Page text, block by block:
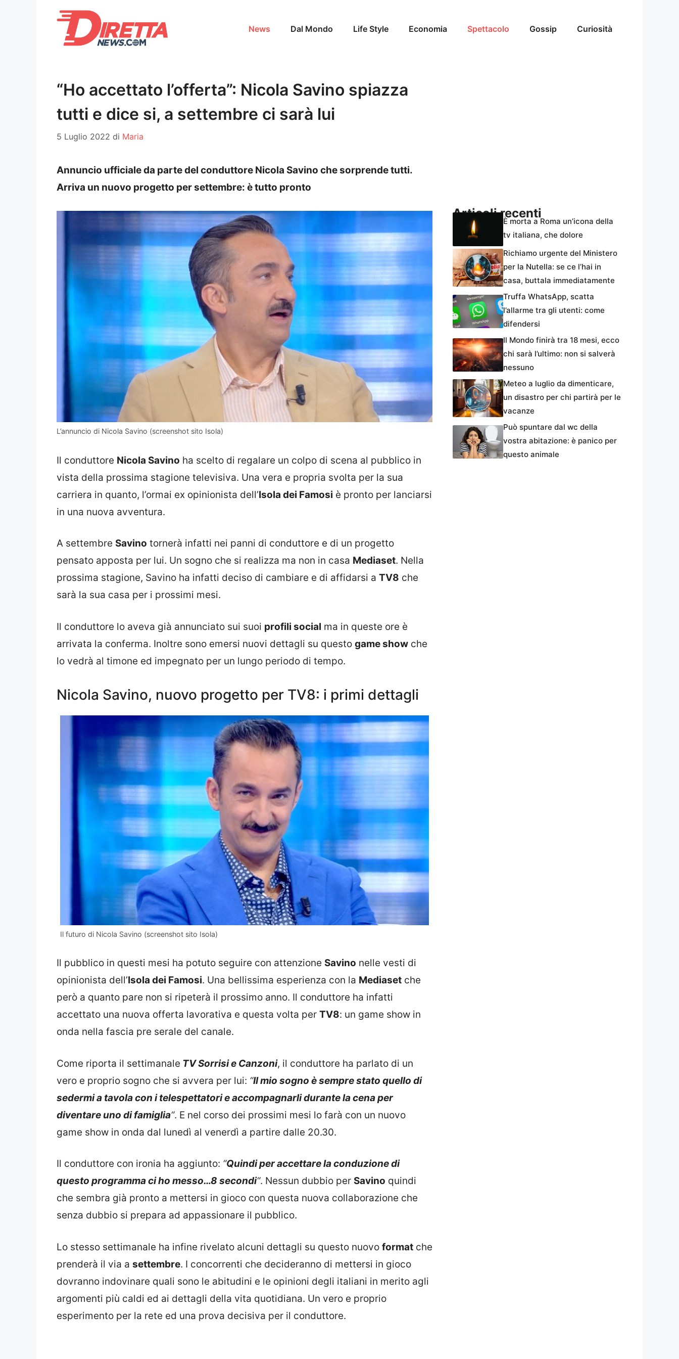
News Dal Mondo Life Style Economia Spettacolo Gossip Curiosità
“Ho accettato l’offerta”: Nicola Savino spiazza
tutti e dice si, a settembre ci sarà lui
5 Luglio 2022 di Maria
Annuncio ufficiale da parte del conduttore Nicola Savino che sorprende tutti.
Arriva un nuovo progetto per settembre: è tutto pronto
L’annuncio di Nicola Savino (screenshot sito Isola)
Il conduttore Nicola Savino ha scelto di regalare un colpo di scena al pubblico in
vista della prossima stagione televisiva. Una vera e propria svolta per la sua
carriera in quanto, l’ormai ex opinionista dell’Isola dei Famosi è pronto per lanciarsi
in una nuova avventura.
A settembre Savino tornerà infatti nei panni di conduttore e di un progetto
pensato apposta per lui. Un sogno che si realizza ma non in casa Mediaset. Nella
prossima stagione, Savino ha infatti deciso di cambiare e di affidarsi a TV8 che
sarà la sua casa per i prossimi mesi.
Il conduttore lo aveva già annunciato sui suoi profili social ma in queste ore è
arrivata la conferma. Inoltre sono emersi nuovi dettagli su questo game show che
lo vedrà al timone ed impegnato per un lungo periodo di tempo.
Nicola Savino, nuovo progetto per TV8: i primi dettagli
Il futuro di Nicola Savino (screenshot sito Isola)
Il pubblico in questi mesi ha potuto seguire con attenzione Savino nelle vesti di
opinionista dell’Isola dei Famosi. Una bellissima esperienza con la Mediaset che
però a quanto pare non si ripeterà il prossimo anno. Il conduttore ha infatti
accettato una nuova offerta lavorativa e questa volta per TV8: un game show in
onda nella fascia pre serale del canale.
Come riporta il settimanale TV Sorrisi e Canzoni, il conduttore ha parlato di un
vero e proprio sogno che si avvera per lui: “Il mio sogno è sempre stato quello di
sedermi a tavola con i telespettatori e accompagnarli durante la cena per
diventare uno di famiglia“. E nel corso dei prossimi mesi lo farà con un nuovo
game show in onda dal lunedì al venerdì a partire dalle 20.30.
Il conduttore con ironia ha aggiunto: “Quindi per accettare la conduzione di
questo programma ci ho messo…8 secondi“. Nessun dubbio per Savino quindi
che sembra già pronto a mettersi in gioco con questa nuova collaborazione che
senza dubbio si prepara ad appassionare il pubblico.
Lo stesso settimanale ha infine rivelato alcuni dettagli su questo nuovo format che
prenderà il via a settembre. I concorrenti che decideranno di mettersi in gioco
dovranno indovinare quali sono le abitudini e le opinioni degli italiani in merito agli
argomenti più caldi ed ai dettagli della vita quotidiana. Un vero e proprio
esperimento per la rete ed una prova decisiva per il conduttore.
Articoli recenti
È morta a Roma un’icona della
tv italiana, che dolore
Richiamo urgente del Ministero
per la Nutella: se ce l’hai in
casa, buttala immediatamente
Truffa WhatsApp, scatta
l’allarme tra gli utenti: come
difendersi
Il Mondo finirà tra 18 mesi, ecco
chi sarà l’ultimo: non si salverà
nessuno
Meteo a luglio da dimenticare,
un disastro per chi partirà per le
vacanze
Può spuntare dal wc della
vostra abitazione: è panico per
questo animale